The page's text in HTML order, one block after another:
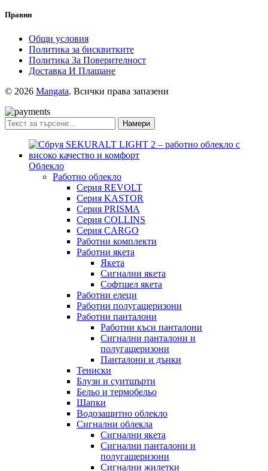
Правни
Общи условия
Политика за бисквитките
Политика За Поверителност
Доставка И Плащане
© 2026 Mangata. Всички права запазени
Намери
Облекло
Работно облекло
Серия REVOLT
Серия KASTOR
Серия PRISMA
Серия COLLINS
Серия CARGO
Работни комплекти
Работни якета
Якета
Сигнални якета
Софтшел якета
Работни елеци
Работни полугащеризони
Работни панталони
Работни къси панталони
Сигнални панталони и
полугащеризони
Панталони и дънки
Тениски
Блузи и суитшърти
Бельо и термобельо
Шапки
Водозащитно облекло
Сигнални облекла
Сигнални якета
Сигнални панталони и
полугащеризони
Сигнални жилетки